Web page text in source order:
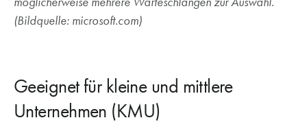
(Bildquelle: microsoft.com)
Geeignet für kleine und mittlere
Unternehmen (KMU)